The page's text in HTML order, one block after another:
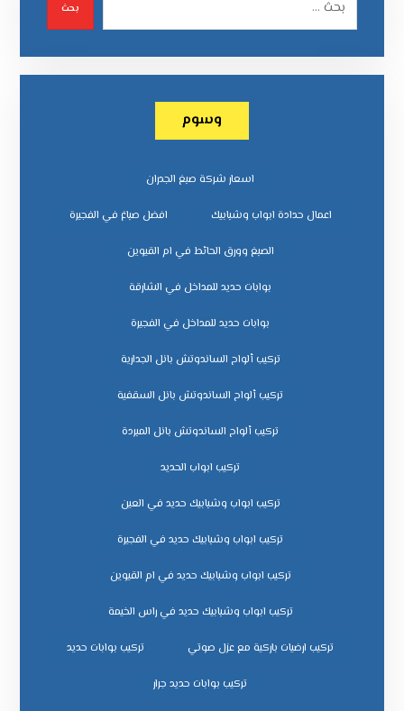
بحث
وسوم
اسعار شركة صبغ الجدران
اعمال حدادة ابواب وشبابيك افضل صباغ في الفجيرة
الصبغ وورق الحائط في ام القيوين
بوابات حديد للمداخل في الشارقة
بوابات حديد للمداخل في الفجيرة
تركيب ألواح الساندوتش بانل الجدارية
تركيب ألواح الساندوتش بانل السقفية
تركيب ألواح الساندوتش بانل المبردة
تركيب ابواب الحديد
تركيب ابواب وشبابيك حديد في العين
تركيب ابواب وشبابيك حديد في الفجيرة
تركيب ابواب وشبابيك حديد في ام القيوين
تركيب ابواب وشبابيك حديد في راس الخيمة
تركيب ارضيات باركية مع عزل صوتي تركيب بوابات حديد
تركيب بوابات حديد جرار